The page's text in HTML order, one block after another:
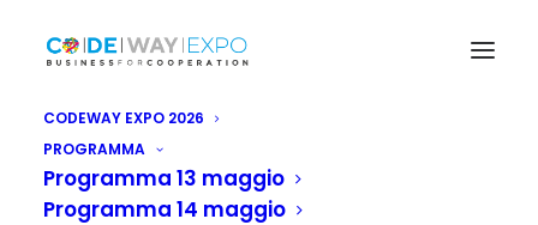
CODEWAY EXPO 2026
PROGRAMMA
Programma 13 maggio
Programma 14 maggio